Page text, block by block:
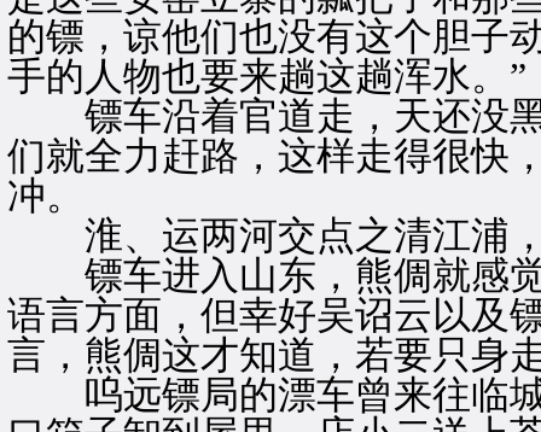
的镖，谅他们也没有这个胆子
手的人物也要来趟这趟浑水。”
镖车沿着官道走，天还没黑
们就全力赶路，这样走得很快
冲。
淮、运两河交点之清江浦，
镖车进入山东，熊倜就感觉
语言方面，但幸好吴诏云以及
言，熊倜这才知道，若要只身
呜远镖局的漂车曾来往临城